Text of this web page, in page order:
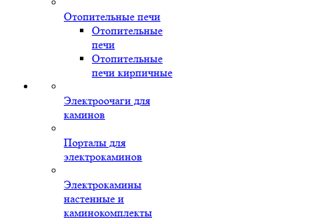
Отопительные печи
Отопительные
печи
Отопительные
печи кирпичные
Электроочаги для
каминов
Порталы для
электрокаминов
Электрокамины
настенные и
каминокомплекты